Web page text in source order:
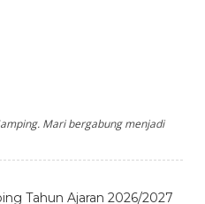
Mari bergabung menjadi
Tahun Ajaran 2026/2027